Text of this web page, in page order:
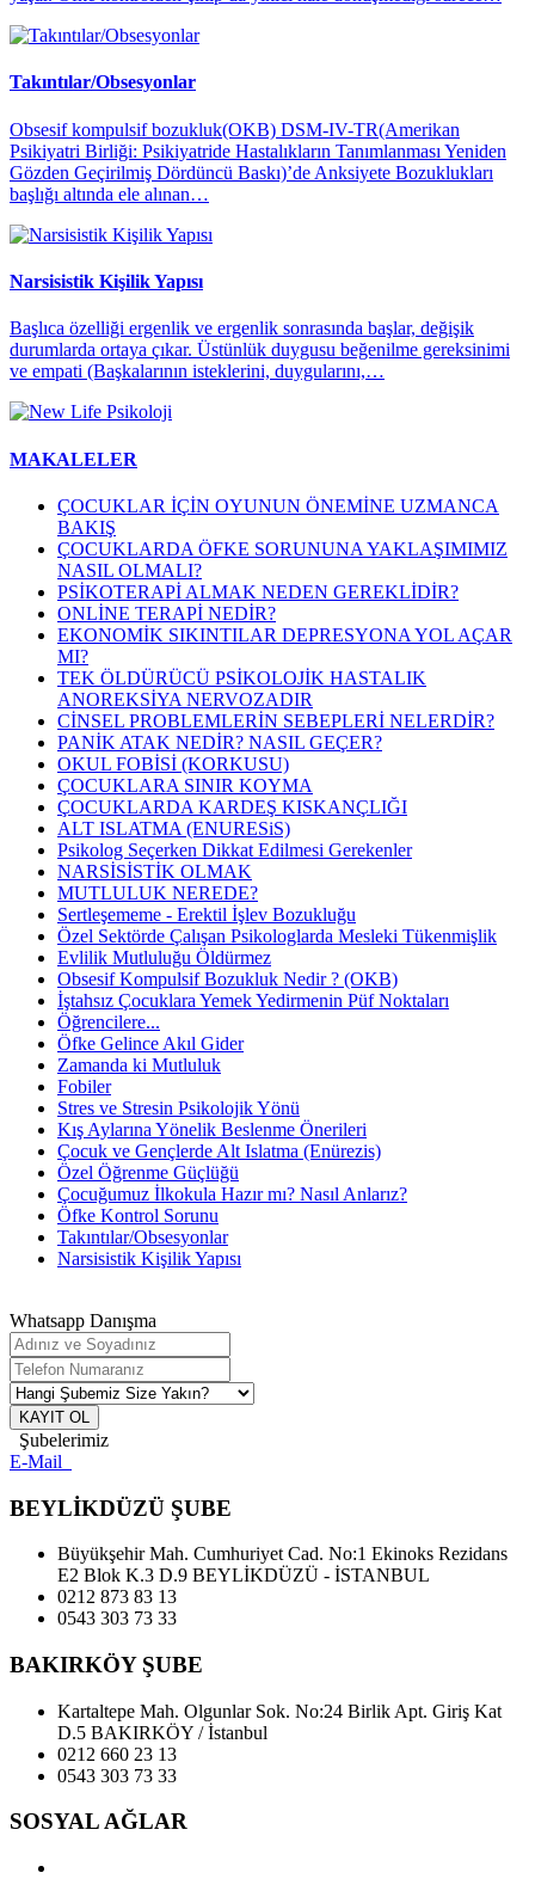
Takıntılar/Obsesyonlar
Obsesif kompulsif bozukluk(OKB) DSM-IV-TR(Amerikan
Psikiyatri Birliği: Psikiyatride Hastalıkların Tanımlanması Yeniden
Gözden Geçirilmiş Dördüncü Baskı)’de Anksiyete Bozuklukları
başlığı altında ele alınan…
Narsisistik Kişilik Yapısı
Başlıca özelliği ergenlik ve ergenlik sonrasında başlar, değişik
durumlarda ortaya çıkar. Üstünlük duygusu beğenilme gereksinimi
ve empati (Başkalarının isteklerini, duygularını,…
MAKALELER
ÇOCUKLAR İÇİN OYUNUN ÖNEMİNE UZMANCA
BAKIŞ
ÇOCUKLARDA ÖFKE SORUNUNA YAKLAŞIMIMIZ
NASIL OLMALI?
PSİKOTERAPİ ALMAK NEDEN GEREKLİDİR?
ONLİNE TERAPİ NEDİR?
EKONOMİK SIKINTILAR DEPRESYONA YOL AÇAR
MI?
TEK ÖLDÜRÜCÜ PSİKOLOJİK HASTALIK
ANOREKSİYA NERVOZADIR
CİNSEL PROBLEMLERİN SEBEPLERİ NELERDİR?
PANİK ATAK NEDİR? NASIL GEÇER?
OKUL FOBİSİ (KORKUSU)
ÇOCUKLARA SINIR KOYMA
ÇOCUKLARDA KARDEŞ KISKANÇLIĞI
ALT ISLATMA (ENURESiS)
Psikolog Seçerken Dikkat Edilmesi Gerekenler
NARSİSİSTİK OLMAK
MUTLULUK NEREDE?
Sertleşememe - Erektil İşlev Bozukluğu
Özel Sektörde Çalışan Psikologlarda Mesleki Tükenmişlik
Evlilik Mutluluğu Öldürmez
Obsesif Kompulsif Bozukluk Nedir ? (OKB)
İştahsız Çocuklara Yemek Yedirmenin Püf Noktaları
Öğrencilere...
Öfke Gelince Akıl Gider
Zamanda ki Mutluluk
Fobiler
Stres ve Stresin Psikolojik Yönü
Kış Aylarına Yönelik Beslenme Önerileri
Çocuk ve Gençlerde Alt Islatma (Enürezis)
Özel Öğrenme Güçlüğü
Çocuğumuz İlkokula Hazır mı? Nasıl Anlarız?
Öfke Kontrol Sorunu
Takıntılar/Obsesyonlar
Narsisistik Kişilik Yapısı
Whatsapp Danışma
KAYIT OL
Şubelerimiz
E-Mail
BEYLİKDÜZÜ ŞUBE
Büyükşehir Mah. Cumhuriyet Cad. No:1 Ekinoks Rezidans
E2 Blok K.3 D.9 BEYLİKDÜZÜ - İSTANBUL
0212 873 83 13
0543 303 73 33
BAKIRKÖY ŞUBE
Kartaltepe Mah. Olgunlar Sok. No:24 Birlik Apt. Giriş Kat
D.5 BAKIRKÖY / İstanbul
0212 660 23 13
0543 303 73 33
SOSYAL AĞLAR